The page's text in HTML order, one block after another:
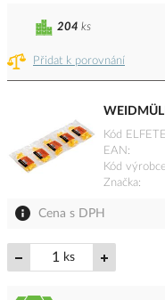
Přidat k porovnání
204 ks
Kód
EAN
Kód výrobce
Značka
Cena s DPH
ks